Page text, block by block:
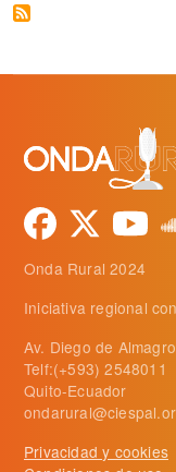
Onda Rural 2024
Iniciativa regional
Av. Diego de
Telf:(+593) 2548011
Quito-Ecuador
Privacidad y cookies